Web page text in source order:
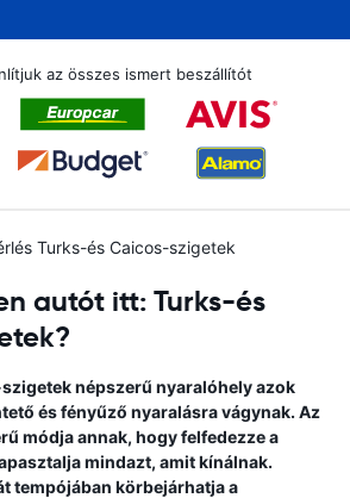
az összes ismert beszállítót
Turks-és Caicos-szigetek
autót itt: Turks-és
népszerű nyaralóhely azok
és fényűző nyaralásra vágynak. Az
módja annak, hogy felfedezze a
mindazt, amit kínálnak.
tempójában körbejárhatja a